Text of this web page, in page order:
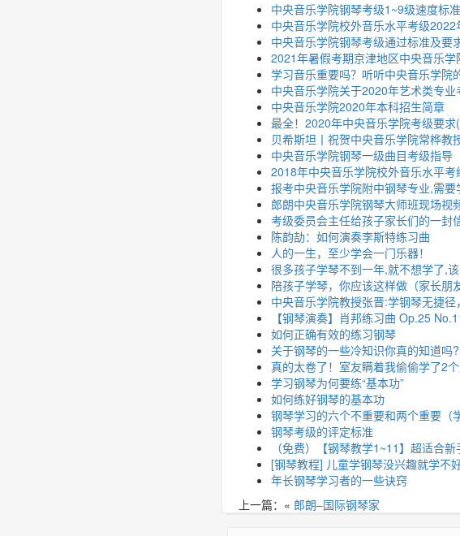
中央音乐学院钢琴考级1~9级速度标准
中央音乐学院校外音乐水平考级
中央音乐学院钢琴考级通过标准及要
2021年暑假考期京津地区中央音乐学
学习音乐重要吗？听听中央音乐学院
中央音乐学院关于2020年艺术类专
中央音乐学院2020年本科招生简章
最全！2020年中央音乐学院考级要求
贝希斯坦丨祝贺中央音乐学院常桦教
中央音乐学院钢琴一级曲目考级指导
2018年中央音乐学院校外音乐水平
报考中央音乐学院附中钢琴专业,需要
郎朗中央音乐学院钢琴大师班现场视
考级委员会主任给孩子家长们的一封
陈韵劼：如何演奏李斯特练习曲
人的一生，至少学会一门乐器！
很多孩子学琴不到一年,就不想学了,
陪孩子学琴，你应该这样做（家长朋
中央音乐学院教授张晋:学钢琴无捷径
【钢琴演奏】肖邦练习曲 Op.25
如何正确有效的练习钢琴
关于钢琴的一些冷知识你真的知道吗?
真的太卷了！室友瞒着我偷偷学了2
学习钢琴为何要练“基本功”
如何练好钢琴的基本功
钢琴学习的六个不重要和两个重要（
钢琴考级的评定标准
（免费）【钢琴教学1~11】超适合
[钢琴教程] 儿童学钢琴没兴趣就学不
年长钢琴学习者的一些诀窍
上一篇：« 郎朗–国际钢琴家